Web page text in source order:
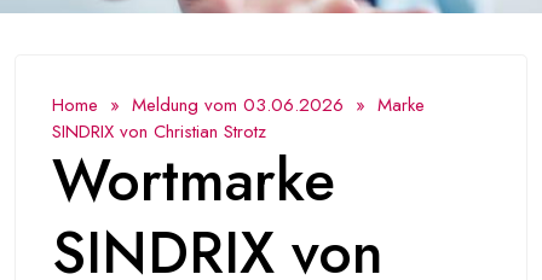
Home » Meldung vom 03.06.2026 » Marke
SINDRIX von Christian Strotz
Wortmarke
SINDRIX von